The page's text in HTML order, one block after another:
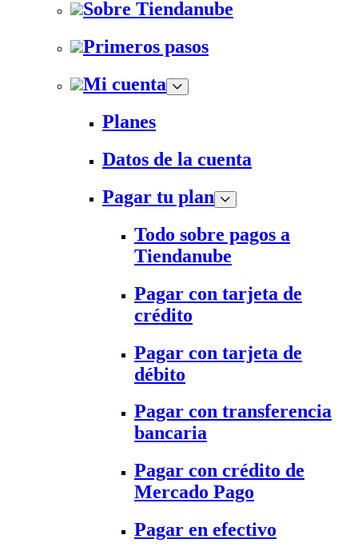
Sobre Tiendanube
Primeros pasos
Mi cuenta
Planes
Datos de la cuenta
Pagar tu plan
Todo sobre pagos a
Tiendanube
Pagar con tarjeta de
crédito
Pagar con tarjeta de
débito
Pagar con transferencia
bancaria
Pagar con crédito de
Mercado Pago
Pagar en efectivo